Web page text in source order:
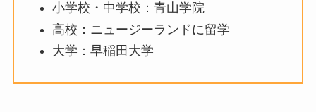
小学校・中学校：青山学院
高校：ニュージーランドに留学
大学：早稲田大学